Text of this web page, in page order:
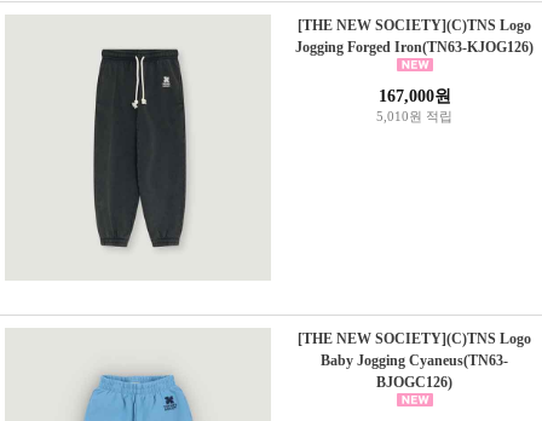
[THE NEW SOCIETY](C)TNS Logo
Jogging Forged Iron(TN63-KJOG126)
167,000원
5,010원 적립
[THE NEW SOCIETY](C)TNS Logo
Baby Jogging Cyaneus(TN63-
BJOGC126)